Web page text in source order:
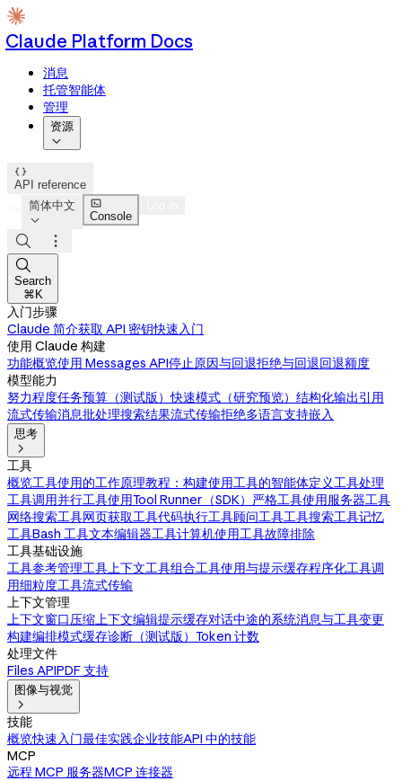
Claude Platform Docs
消息
托管智能体
管理
资源


API reference
简体中文


Console



Search
⌘K
入门步骤
Claude 简介获取 API 密钥快速入门
使用 Claude 构建
功能概览使用 Messages API停止原因与回退拒绝与回退回退额度
模型能力
努力程度任务预算（测试版）快速模式（研究预览） 结构化输出引用
流式传输消息批处理搜索结果流式传输拒绝多语言支持嵌入
思考

工具
概览工具使用的工作原理教程：构建使用工具的智能体定义工具处理
工具调用并行工具使用Tool Runner（SDK） 严格工具使用服务器工具
网络搜索工具网页获取工具代码执行工具顾问工具工具搜索工具记忆
工具Bash 工具文本编辑器工具计算机使用工具故障排除
工具基础设施
工具参考管理工具上下文工具组合工具使用与提示缓存程序化工具调
用细粒度工具流式传输
上下文管理
上下文窗口压缩上下文编辑提示缓存对话中途的系统消息与工具变更
构建编排模式缓存诊断（测试版） Token 计数
处理文件
Files APIPDF 支持
图像与视觉

技能
概览快速入门最佳实践企业技能API 中的技能
MCP
远程 MCP 服务器MCP 连接器